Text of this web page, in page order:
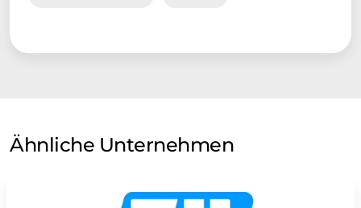
Ähnliche Unternehmen